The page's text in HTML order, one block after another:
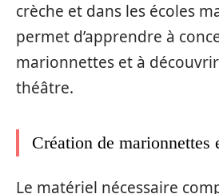
crèche et dans les écoles
permet d’apprendre à
marionnettes et à
théâtre.
Création de marionnettes
Le matériel nécessaire